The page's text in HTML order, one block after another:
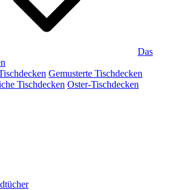
Das
Gemusterte Tischdecken
Tischdecken Oster-Tischdecken